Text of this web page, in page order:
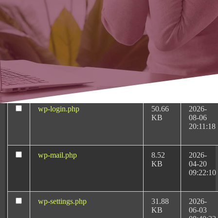
wp-links-opml.php
04-20
09:22:10
wp-load.php
14:16:18
wp-login.php
50.66
KB
2026-
08-06
20:11:18
wp-mail.php
8.52
KB
2026-
04-20
09:22:10
wp-settings.php
31.88
KB
2026-
06-03
INICIAR RECLAMACIÓN
Amplio
jurídico y médico